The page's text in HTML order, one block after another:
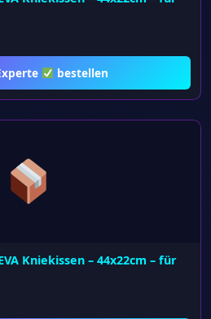
bestellen
Kniekissen – 44x22cm – für